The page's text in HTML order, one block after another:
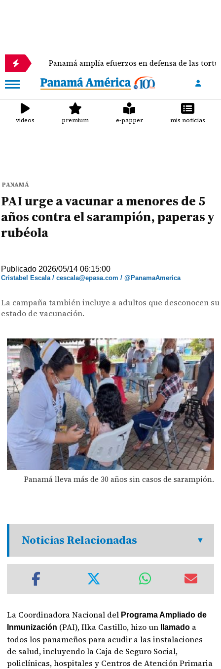
Panamá amplía efuerzos en defensa de las tortugas
videos premium e-papper mis noticias
PANAMÁ
PAI urge a vacunar a menores de 5
años contra el sarampión, paperas y
rubéola
Publicado 2026/05/14 06:15:00
Cristabel Escala / cescala@epasa.com / @PanamaAmerica
La campaña también incluye a adultos que desconocen su
estado de vacunación.
Panamá lleva más de 30 años sin casos de sarampión.
Noticias Relacionadas
La Coordinadora Nacional del Programa Ampliado de
Inmunización (PAI), Ilka Castillo, hizo un llamado a
todos los panameños para acudir a las instalaciones
de salud, incluyendo la Caja de Seguro Social,
policlínicas, hospitales y Centros de Atención Primaria